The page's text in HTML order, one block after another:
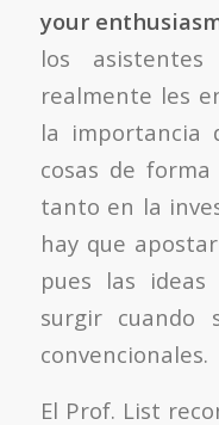
your
los
realmente les
la importancia
cosas de
tanto en la
hay que
pues las ideas
surgir cuando
convencionales.
El Prof. List